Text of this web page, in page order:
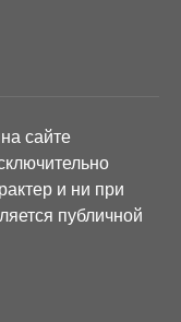
сайте
и ни при
публичной